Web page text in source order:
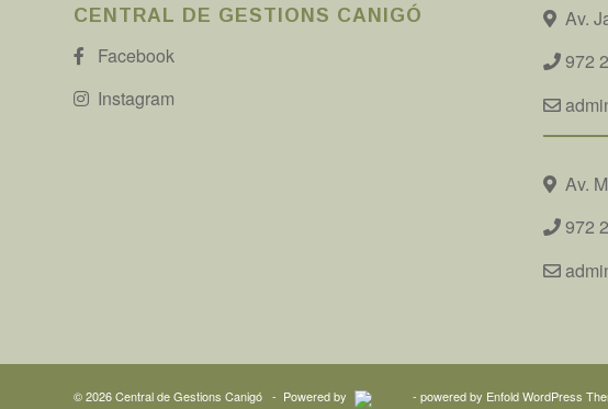
CENTRAL DE GESTIONS CANIGÓ
Facebook
Instagram
Av.
972
Av.
972
©2026Central de Gestions Canigó - Powered by - powered by Enfold WordPress